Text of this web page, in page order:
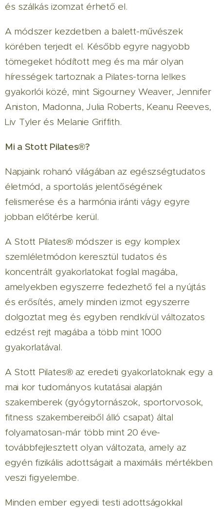
és szálkás izomzat érhető el.
A módszer kezdetben a balett-művészek
körében terjedt el. Később egyre nagyobb
tömegeket hódított meg és ma már olyan
hírességek tartoznak a Pilates-torna lelkes
gyakorlói közé, mint Sigourney Weaver, Jennifer
Aniston, Madonna, Julia Roberts, Keanu Reeves,
Liv Tyler és Melanie Griffith.
Mi a Stott Pilates®?
Napjaink rohanó világában az egészségtudatos
életmód, a sportolás jelentőségének
felismerése és a harmónia iránti vágy egyre
jobban előtérbe kerül.
A Stott Pilates® módszer is egy komplex
szemléletmódon keresztül tudatos és
koncentrált gyakorlatokat foglal magába,
amelyekben egyszerre fedezhető fel a nyújtás
és erősítés, amely minden izmot egyszerre
dolgoztat meg és egyben rendkívül változatos
edzést rejt magába a több mint 1000
gyakorlatával.
A Stott Pilates® az eredeti gyakorlatoknak egy a
mai kor tudományos kutatásai alapján
szakemberek (gyógytornászok, sportorvosok,
fitness szakembereiből álló csapat) által
folyamatosan-már több mint 20 éve-
továbbfejlesztett olyan változata, amely az
egyén fizikális adottságait a maximális mértékben
veszi figyelembe.
Minden ember egyedi testi adottságokkal